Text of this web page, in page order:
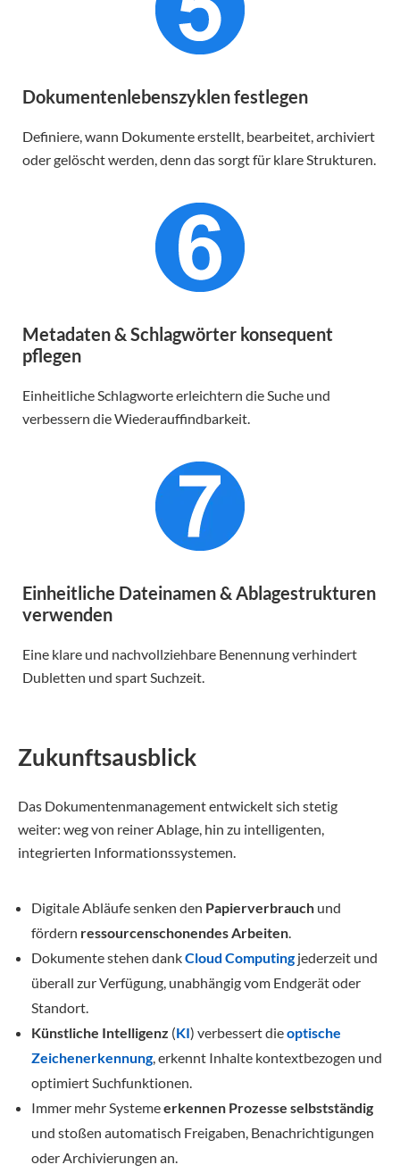
Dokumentenlebenszyklen festlegen
Definiere, wann Dokumente erstellt, bearbeitet, archiviert
oder gelöscht werden, denn das sorgt für klare Strukturen.
Metadaten & Schlagwörter konsequent
pflegen
Einheitliche Schlagworte erleichtern die Suche und
verbessern die Wiederauffindbarkeit.
Einheitliche Dateinamen & Ablagestrukturen
verwenden
Eine klare und nachvollziehbare Benennung verhindert
Dubletten und spart Suchzeit.
Zukunftsausblick
Das Dokumentenmanagement entwickelt sich stetig
weiter: weg von reiner Ablage, hin zu intelligenten,
integrierten Informationssystemen.
Digitale Abläufe senken den Papierverbrauch und
fördern ressourcenschonendes Arbeiten.
Dokumente stehen dankCloud Computingjederzeit und
überall zur Verfügung, unabhängig vom Endgerät oder
Standort.
Künstliche Intelligenz (KI) verbessert dieoptische
Zeichenerkennung, erkennt Inhalte kontextbezogen und
optimiert Suchfunktionen.
Immer mehr Systemeerkennen Prozesse selbstständig
und stoßen automatisch Freigaben, Benachrichtigungen
oder Archivierungen an.